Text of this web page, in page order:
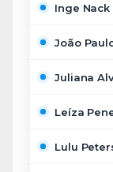
Inge Nack
João
Juliana
Leíza
Lulu